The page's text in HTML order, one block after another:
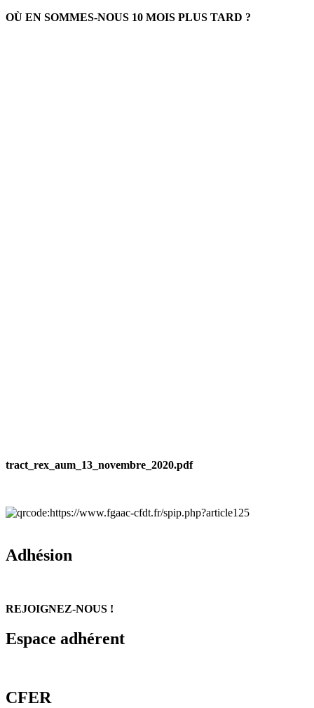
OÙ EN SOMMES-NOUS 10 MOIS PLUS TARD ?
tract_rex_aum_13_novembre_2020.pdf
Adhésion
REJOIGNEZ-NOUS !
Espace adhérent
CFER